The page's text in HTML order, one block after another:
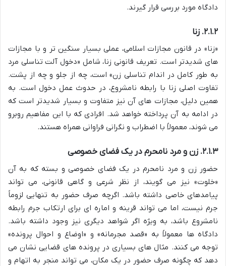
دادگاه مورد بررسی قرار گیرند.
۲.۱.۲. زنا
«زنا» در قانون مجازات اسلامی، عملی بسیار سنگین تر و با مجازات
های شدیدتر است. تعریف قانونی زنا، شامل «دخول آلت تناسلی مرد
به طور کامل در اندام تناسلی زن» است، چه از جلو و چه از پشت.
تفاوت اصلی زنا با رابطه نامشروع، در حدوث عمل دخول است. به
همین دلیل، مجازات های آن نیز متفاوت و بسیار شدیدتر است که
در ادامه به آن پرداخته خواهد شد. افرادی که با این مفاهیم روبرو
می شوند، معمولاً با اضطراب و نگرانی فراوانی همراه هستند.
۲.۱.۳. زن و مرد نامحرم در یک فضای خصوصی
حضور زن و مرد نامحرم در یک فضای خصوصی و بسته که به آن
«خلوت» نیز می گویند، از نظر شرعی و گاهی قانونی، می تواند
پیامدهای خاصی داشته باشد. اگرچه صرف حضور به تنهایی لزوماً
جرم نیست، اما می تواند قرینه و اماره ای برای ارتکاب جرم رابطه
نامشروع باشد، به ویژه اگر شواهد دیگری نیز وجود داشته باشد.
دادگاه ها معمولاً به «قصد مجرمانه» و «اوضاع و احوال پرونده»
توجه می کنند. مثال های بسیاری در پرونده های قضایی نشان می
دهد که چگونه صرف حضور در یک مکان، می تواند منجر به اتهام و